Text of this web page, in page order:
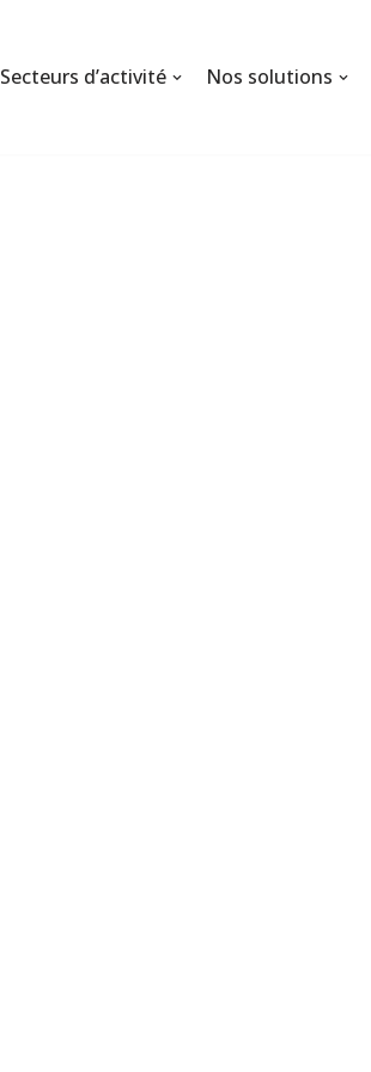
Secteurs d’activité Nos solutions